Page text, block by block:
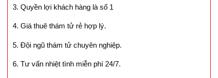
3. Quyền lợi khách hàng là số 1
4. Giá thuê thám tử rẻ hợp lý.
5. Đội ngũ thám tử chuyên nghiệp.
6. Tư vấn nhiệt tình miễn phí 24/7.